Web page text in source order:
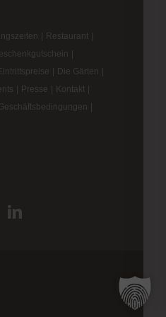
Restaurant
Die Gärten
Presse
Kontakt